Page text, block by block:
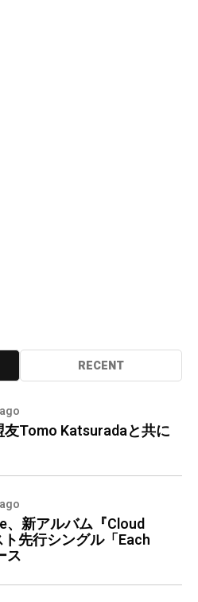
RECENT
Tomo Katsuradaと共に
、新アルバム『Cloud
先行シングル「Each
ス